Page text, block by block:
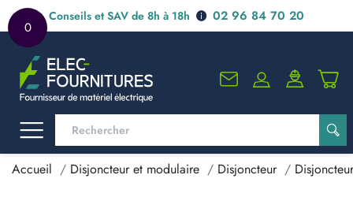
0
Conseils et SAV de 8h à 18h 02 96 84 70 20
Accueil Disjoncteur et modulaire Disjoncteur